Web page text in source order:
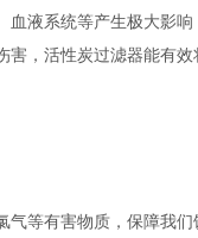
液系统等产生极大影响
，活性炭过滤器能有效
等有害物质，保障我们